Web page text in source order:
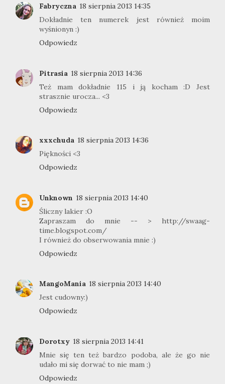
Fabryczna 18 sierpnia 2013 14:35
Dokładnie ten numerek jest również moim
wyśnionyn :)
Odpowiedz
Pitrasia 18 sierpnia 2013 14:36
Też mam dokładnie 115 i ją kocham :D Jest
strasznie urocza... <3
Odpowiedz
xxxchuda 18 sierpnia 2013 14:36
Piękności <3
Odpowiedz
Unknown 18 sierpnia 2013 14:40
Śliczny lakier :O
Zapraszam do mnie -- > http://swaag-
time.blogspot.com/
I również do obserwowania mnie :)
Odpowiedz
MangoMania 18 sierpnia 2013 14:40
Jest cudowny:)
Odpowiedz
Dorotxy 18 sierpnia 2013 14:41
Mnie się ten też bardzo podoba, ale że go nie
udało mi się dorwać to nie mam ;)
Odpowiedz